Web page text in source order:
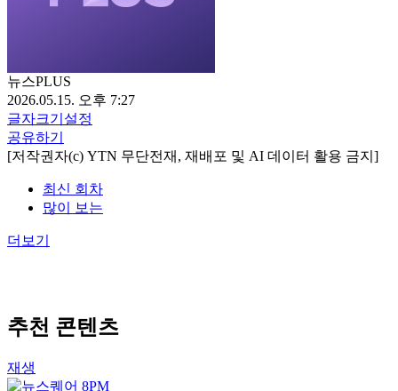
뉴스PLUS
2026.05.15. 오후 7:27
글자크기설정
공유하기
[저작권자(c) YTN 무단전재, 재배포 및 AI 데이터 활용 금지]
최신 회차
많이 보는
더보기
추천 콘텐츠
재생